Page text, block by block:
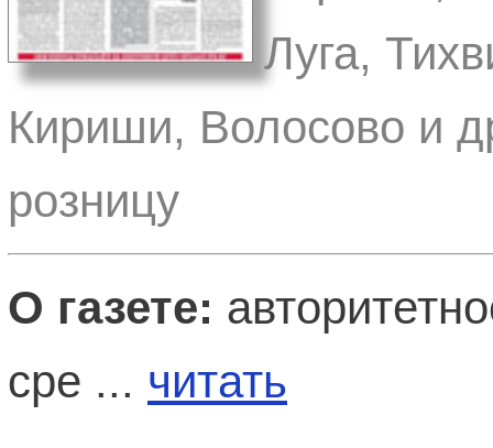
Луга,
Кириши, Волосово и
розницу
О газете:
сре ... читать